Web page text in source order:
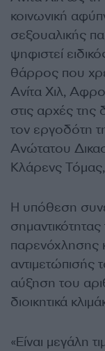
κοινωνική
σεξουαλικής
ψηφιστεί
θάρρος που
Ανίτα Χιλ,
στις αρχές της
τον εργοδότη
Ανώτατου
Κλάρενς
Η υπόθεση
παρενόχλησης
αντιμετώπισής
αύξηση του
διοικητικά
«Είναι μεγάλη